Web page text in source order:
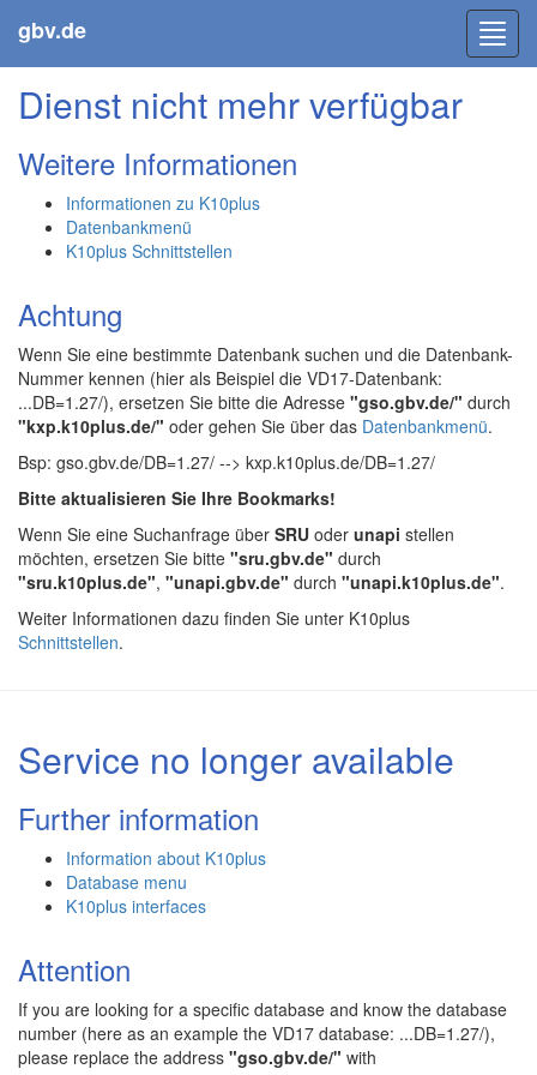
gbv.de
Dienst nicht mehr verfügbar
Weitere Informationen
Informationen zu K10plus
Datenbankmenü
K10plus Schnittstellen
Achtung
Wenn Sie eine bestimmte Datenbank suchen und die Datenbank-
Nummer kennen (hier als Beispiel die VD17-Datenbank:
...DB=1.27/), ersetzen Sie bitte die Adresse "gso.gbv.de/" durch
"kxp.k10plus.de/" oder gehen Sie über das Datenbankmenü.
Bsp: gso.gbv.de/DB=1.27/ --> kxp.k10plus.de/DB=1.27/
Bitte aktualisieren Sie Ihre Bookmarks!
Wenn Sie eine Suchanfrage über SRU oder unapi stellen
möchten, ersetzen Sie bitte "sru.gbv.de" durch
"sru.k10plus.de", "unapi.gbv.de" durch "unapi.k10plus.de".
Weiter Informationen dazu finden Sie unter K10plus
Schnittstellen.
Service no longer available
Further information
Information about K10plus
Database menu
K10plus interfaces
Attention
If you are looking for a specific database and know the database
number (here as an example the VD17 database: ...DB=1.27/),
please replace the address "gso.gbv.de/" with